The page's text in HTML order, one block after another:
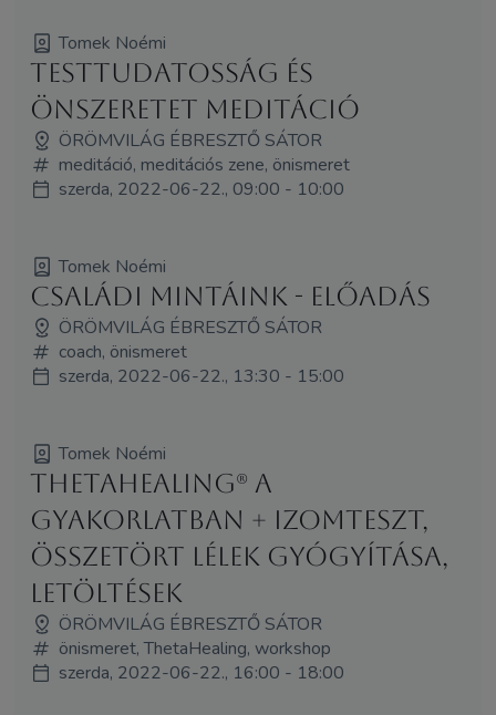
Tomek Noémi
Testtudatosság és
önszeretet meditáció
ÖRÖMVILÁG ÉBRESZTŐ SÁTOR
meditáció, meditációs zene, önismeret
szerda, 2022-06-22., 09:00 - 10:00
Tomek Noémi
Családi mintáink - előadás
ÖRÖMVILÁG ÉBRESZTŐ SÁTOR
coach, önismeret
szerda, 2022-06-22., 13:30 - 15:00
Tomek Noémi
ThetaHealing® a
gyakorlatban + izomteszt,
összetört lélek gyógyítása,
letöltések
ÖRÖMVILÁG ÉBRESZTŐ SÁTOR
önismeret, ThetaHealing, workshop
szerda, 2022-06-22., 16:00 - 18:00